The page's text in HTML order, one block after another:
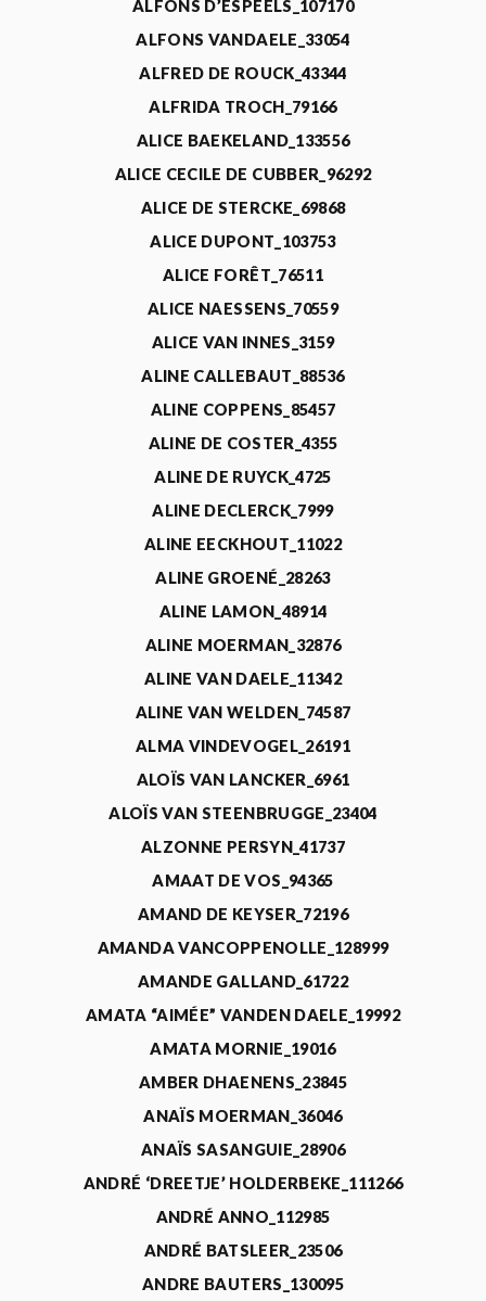
ALFONS D’ESPEELS_107170
ALFONS VANDAELE_33054
ALFRED DE ROUCK_43344
ALFRIDA TROCH_79166
ALICE BAEKELAND_133556
ALICE CECILE DE CUBBER_96292
ALICE DE STERCKE_69868
ALICE DUPONT_103753
ALICE FORÊT_76511
ALICE NAESSENS_70559
ALICE VAN INNES_3159
ALINE CALLEBAUT_88536
ALINE COPPENS_85457
ALINE DE COSTER_4355
ALINE DE RUYCK_4725
ALINE DECLERCK_7999
ALINE EECKHOUT_11022
ALINE GROENÉ_28263
ALINE LAMON_48914
ALINE MOERMAN_32876
ALINE VAN DAELE_11342
ALINE VAN WELDEN_74587
ALMA VINDEVOGEL_26191
ALOÏS VAN LANCKER_6961
ALOÏS VAN STEENBRUGGE_23404
ALZONNE PERSYN_41737
AMAAT DE VOS_94365
AMAND DE KEYSER_72196
AMANDA VANCOPPENOLLE_128999
AMANDE GALLAND_61722
AMATA “AIMÉE” VANDEN DAELE_19992
AMATA MORNIE_19016
AMBER DHAENENS_23845
ANAÏS MOERMAN_36046
ANAÏS SASANGUIE_28906
ANDRÉ ‘DREETJE’ HOLDERBEKE_111266
ANDRÉ ANNO_112985
ANDRÉ BATSLEER_23506
ANDRE BAUTERS_130095